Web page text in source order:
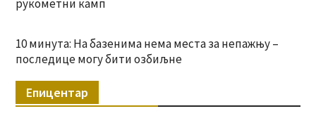
рукометни камп
10 минута: На базенима нема места за непажњу –
последице могу бити озбиљне
Епицентар